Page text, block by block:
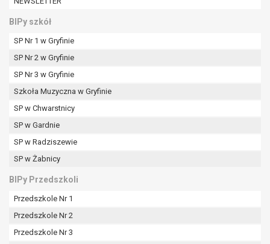
BIPy szkół
SP Nr 1 w Gryfinie
SP Nr 2 w Gryfinie
SP Nr 3 w Gryfinie
Szkoła Muzyczna w Gryfinie
SP w Chwarstnicy
SP w Gardnie
SP w Radziszewie
SP w Żabnicy
BIPy Przedszkoli
Przedszkole Nr 1
Przedszkole Nr 2
Przedszkole Nr 3